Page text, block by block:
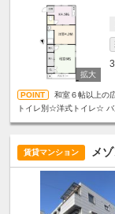
和室６帖以上の
トイレ別☆洋式トイレ☆
賃貸マンション メ